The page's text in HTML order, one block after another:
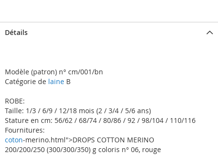
Détails
Modèle (patron) n° cm/001/bn
Catégorie de laine B
ROBE:
Taille: 1/3 / 6/9 / 12/18 mois (2 / 3/4 / 5/6 ans)
Stature en cm: 56/62 / 68/74 / 80/86 / 92 / 98/104 / 110/116
Fournitures:
coton-merino.html">DROPS COTTON MERINO
200/200/250 (300/300/350) g coloris n° 06, rouge